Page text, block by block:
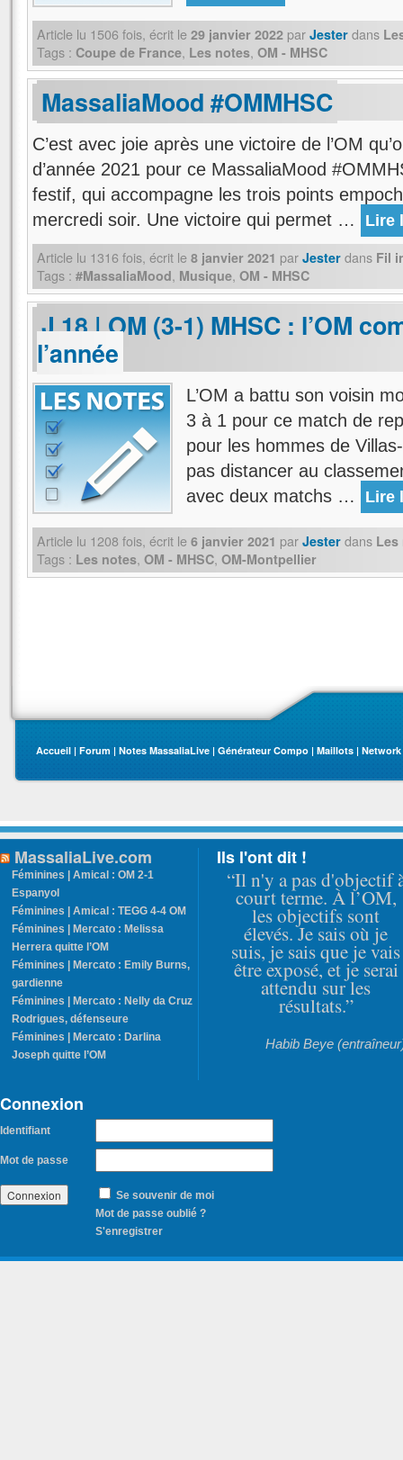
Article lu 1506 fois, écrit le 29 janvier 2022 par Jester dans
Tags : Coupe de France, Les notes, OM - MHSC
MassaliaMood #OMMHSC
C’est avec joie après une victoire de l’OM
d’année 2021 pour ce MassaliaMood
festif, qui accompagne les trois points
mercredi soir. Une victoire qui permet …
Lire
Article lu 1316 fois, écrit le 8 janvier 2021 par Jester dans Fil
Tags : #MassaliaMood, Musique, OM - MHSC
J 18 | OM (3-1) MHSC : l’OM
l’année
L’OM a battu son voisin
3 à 1 pour ce match de
pour les hommes de
pas distancer au
avec deux matchs …
Lire
Article lu 1208 fois, écrit le 6 janvier 2021 par Jester dans Les
Tags : Les notes, OM - MHSC, OM-Montpellier
Accueil | Forum | Notes MassaliaLive | Générateur Compo | Maillots | Network
MassaliaLive.com
Féminines | Amical : OM 2-1
Espanyol
Féminines | Amical : TEGG 4-4 OM
Féminines | Mercato : Melissa
Herrera quitte l’OM
Féminines | Mercato : Emily Burns,
gardienne
Féminines | Mercato : Nelly da Cruz
Rodrigues, défenseure
Féminines | Mercato : Darlina
Joseph quitte l’OM
Ils l'ont dit !
“Il n'y a pas d'objectif
court terme. À l’OM,
les objectifs sont
élevés. Je sais où je
suis, je sais que je vais
être exposé, et je serai
attendu sur les
résultats.”
Habib Beye
Connexion
Identifiant
Mot de passe
Se souvenir de moi
Mot de passe oublié ?
S'enregistrer